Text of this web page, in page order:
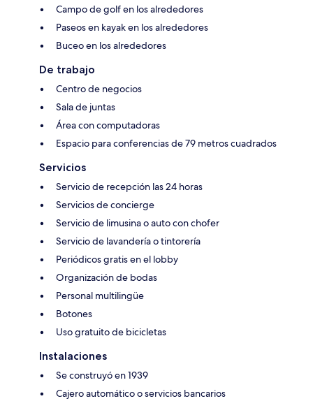
Campo de golf en los alrededores
Paseos en kayak en los alrededores
Buceo en los alrededores
De trabajo
Centro de negocios
Sala de juntas
Área con computadoras
Espacio para conferencias de 79 metros cuadrados
Servicios
Servicio de recepción las 24 horas
Servicios de concierge
Servicio de limusina o auto con chofer
Servicio de lavandería o tintorería
Periódicos gratis en el lobby
Organización de bodas
Personal multilingüe
Botones
Uso gratuito de bicicletas
Instalaciones
Se construyó en 1939
Cajero automático o servicios bancarios